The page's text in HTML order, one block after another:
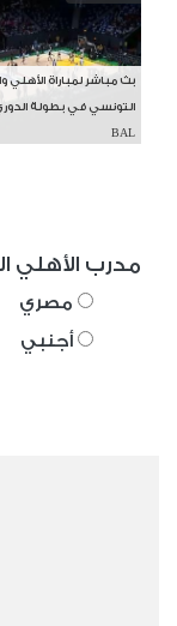
بث مباشر لمباراة الأهلي
التونسي في بطولة
BAL
مدرب الأهلي
مصري
أجنبي